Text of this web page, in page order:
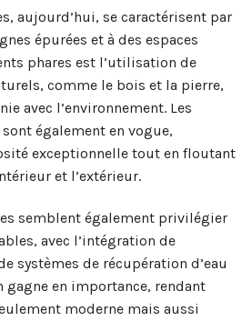
aujourd’hui, se caractérisent par
épurées et à des espaces
phares est l’utilisation de
comme le bois et la pierre,
avec l’environnement. Les
également en vogue,
exceptionnelle tout en floutant
et l’extérieur.
semblent également privilégier
avec l’intégration de
systèmes de récupération d’eau
gagne en importance, rendant
moderne mais aussi